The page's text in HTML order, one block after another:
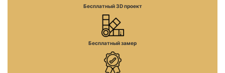
Бесплатный 3D проект
Бесплатный замер